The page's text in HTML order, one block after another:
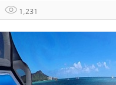
1,231